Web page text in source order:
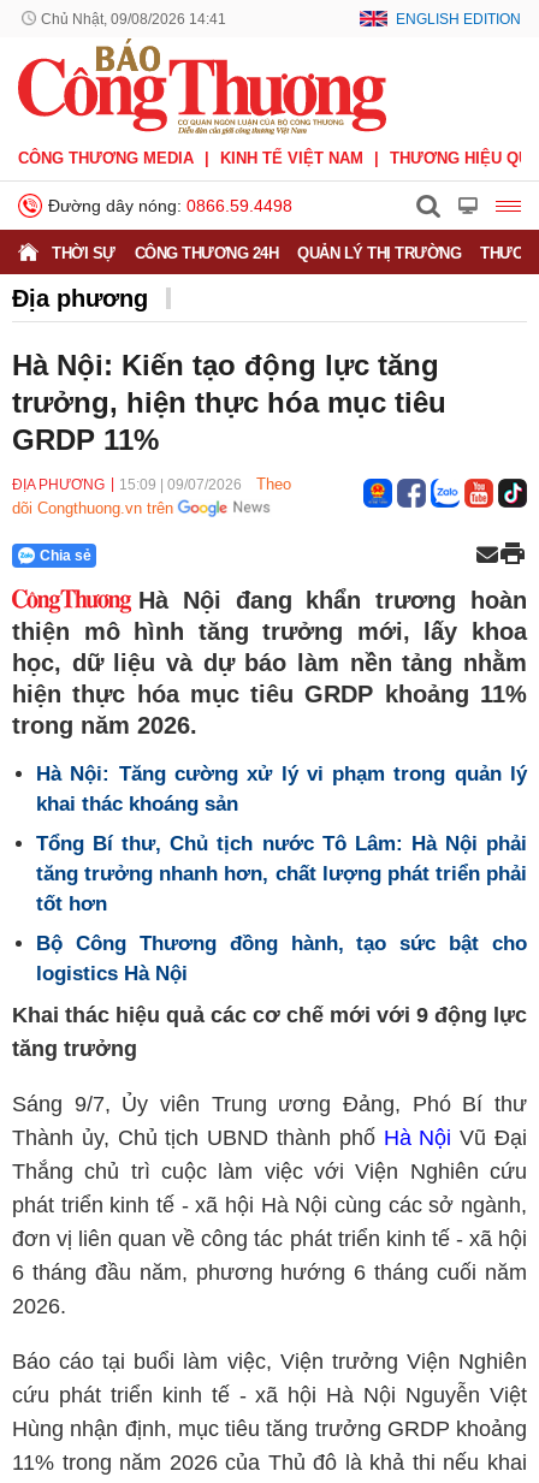
Chủ Nhật, 09/08/2026 14:41 ENGLISH EDITION
CÔNG THƯƠNG MEDIA KINH TẾ VIỆT NAM THƯƠNG HIỆU
Đường dây nóng: 0866.59.4498
THỜI SỰ CÔNG THƯƠNG 24H QUẢN LÝ THỊ TRƯỜNG
Địa phương
Hà Nội: Kiến tạo động lực tăng
trưởng, hiện thực hóa mục tiêu
GRDP 11%
ĐỊA PHƯƠNG 15:09 09/07/2026
Theo
dõi Congthuong.vn trên
Chia sẻ
Hà Nội đang khẩn trương hoàn
thiện mô hình tăng trưởng mới, lấy khoa
học, dữ liệu và dự báo làm nền tảng nhằm
hiện thực hóa mục tiêu GRDP khoảng 11%
trong năm 2026.
Hà Nội: Tăng cường xử lý vi phạm trong quản lý
khai thác khoáng sản
Tổng Bí thư, Chủ tịch nước Tô Lâm: Hà Nội phải
tăng trưởng nhanh hơn, chất lượng phát triển phải
tốt hơn
Bộ Công Thương đồng hành, tạo sức bật cho
logistics Hà Nội
Khai thác hiệu quả các cơ chế mới với 9 động lực
tăng trưởng
Sáng 9/7, Ủy viên Trung ương Đảng, Phó Bí thư
Thành ủy, Chủ tịch UBND thành phố Hà Nội Vũ Đại
Thắng chủ trì cuộc làm việc với Viện Nghiên cứu
phát triển kinh tế - xã hội Hà Nội cùng các sở ngành,
đơn vị liên quan về công tác phát triển kinh tế - xã hội
6 tháng đầu năm, phương hướng 6 tháng cuối năm
2026.
Báo cáo tại buổi làm việc, Viện trưởng Viện Nghiên
cứu phát triển kinh tế - xã hội Hà Nội Nguyễn Việt
Hùng nhận định, mục tiêu tăng trưởng GRDP khoảng
11% trong năm 2026 của Thủ đô là khả thi nếu khai